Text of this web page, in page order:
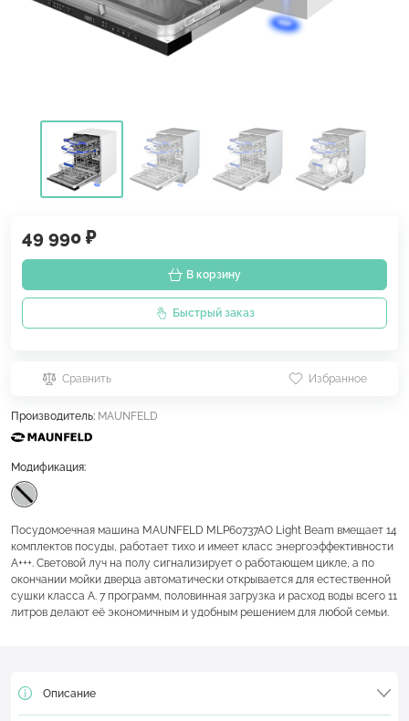
49 990 ₽
В корзину
Быстрый заказ
Сравнить Избранное
Производитель: MAUNFELD
Модификация:
Посудомоечная машина MAUNFELD MLP60737AO Light Beam вмещает 14
комплектов посуды, работает тихо и имеет класс энергоэффективности
A+++. Световой луч на полу сигнализирует о работающем цикле, а по
окончании мойки дверца автоматически открывается для естественной
сушки класса А. 7 программ, половинная загрузка и расход воды всего 11
литров делают её экономичным и удобным решением для любой семьи.
Описание